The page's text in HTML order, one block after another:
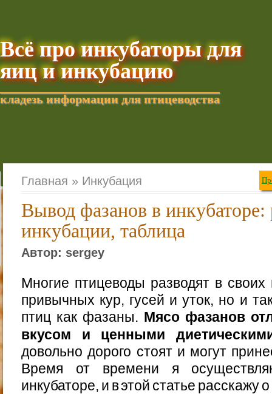
Всё про инкубаторы для
яиц и инкубацию
кладезь информации для птицеводства
Добавить текущую
Главная » Инкубация
Вывод фазанов в
инкубации, таблица
Автор: sergey
Многие птицеводы разводят в своих
привычных кур, гусей и уток, но и
птиц как фазаны. Мясо фазанов
вкусом и ценными
довольно дорого стоят и могут
Время от времени я
инкубаторе, и в этой статье расскажу